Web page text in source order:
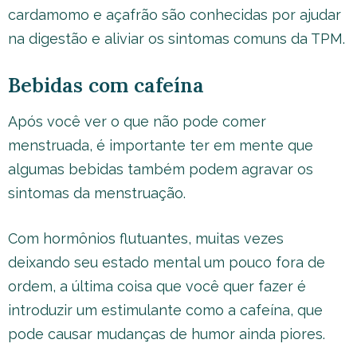
cardamomo e açafrão são conhecidas por ajudar
na digestão e aliviar os sintomas comuns da TPM.
Bebidas com cafeína
Após você ver o que não pode comer
menstruada, é importante ter em mente que
algumas bebidas também podem agravar os
sintomas da menstruação.
Com hormônios flutuantes, muitas vezes
deixando seu estado mental um pouco fora de
ordem, a última coisa que você quer fazer é
introduzir um estimulante como a cafeína, que
pode causar mudanças de humor ainda piores.